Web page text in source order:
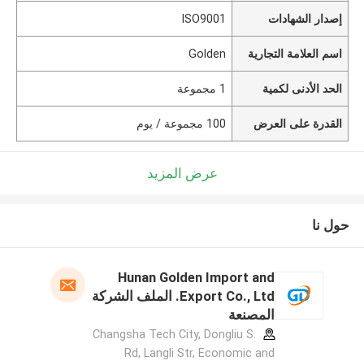
إصدار الشهادات ISO9001
اسم العلامة التجارية Golden
الحد الأدنى لكمية 1 مجموعة
القدرة على العرض 100 مجموعة / يوم
عرض المزيد
حول نا
Hunan Golden Import and
Export Co., Ltd. الملف الشركة
المصنعة
Changsha Tech City, Dongliu S.
Rd, Langli Str, Economic and